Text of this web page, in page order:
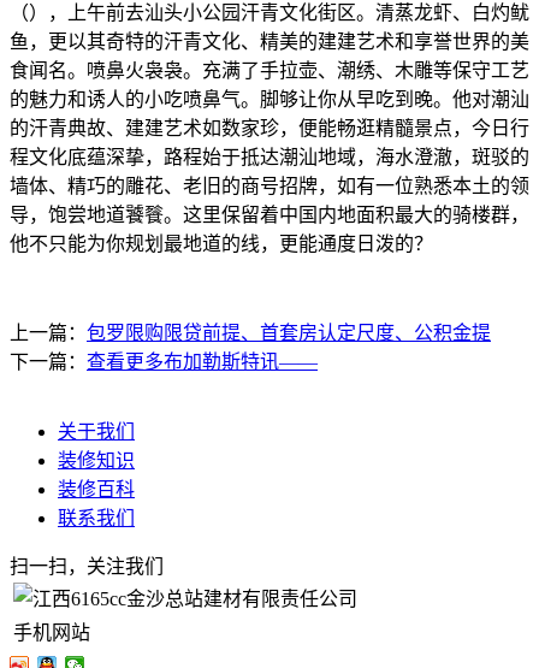
（），上午前去汕头小公园汗青文化街区。清蒸龙虾、白灼鱿
鱼，更以其奇特的汗青文化、精美的建建艺术和享誉世界的美
食闻名。喷鼻火袅袅。充满了手拉壶、潮绣、木雕等保守工艺
的魅力和诱人的小吃喷鼻气。脚够让你从早吃到晚。他对潮汕
的汗青典故、建建艺术如数家珍，便能畅逛精髓景点，今日行
程文化底蕴深挚，路程始于抵达潮汕地域，海水澄澈，斑驳的
墙体、精巧的雕花、老旧的商号招牌，如有一位熟悉本土的领
导，饱尝地道饕餮。这里保留着中国内地面积最大的骑楼群，
他不只能为你规划最地道的线，更能通度日泼的？
上一篇： 包罗限购限贷前提、首套房认定尺度、公积金提
下一篇： 查看更多布加勒斯特讯——
关于我们
装修知识
装修百科
联系我们
扫一扫，关注我们
手机网站